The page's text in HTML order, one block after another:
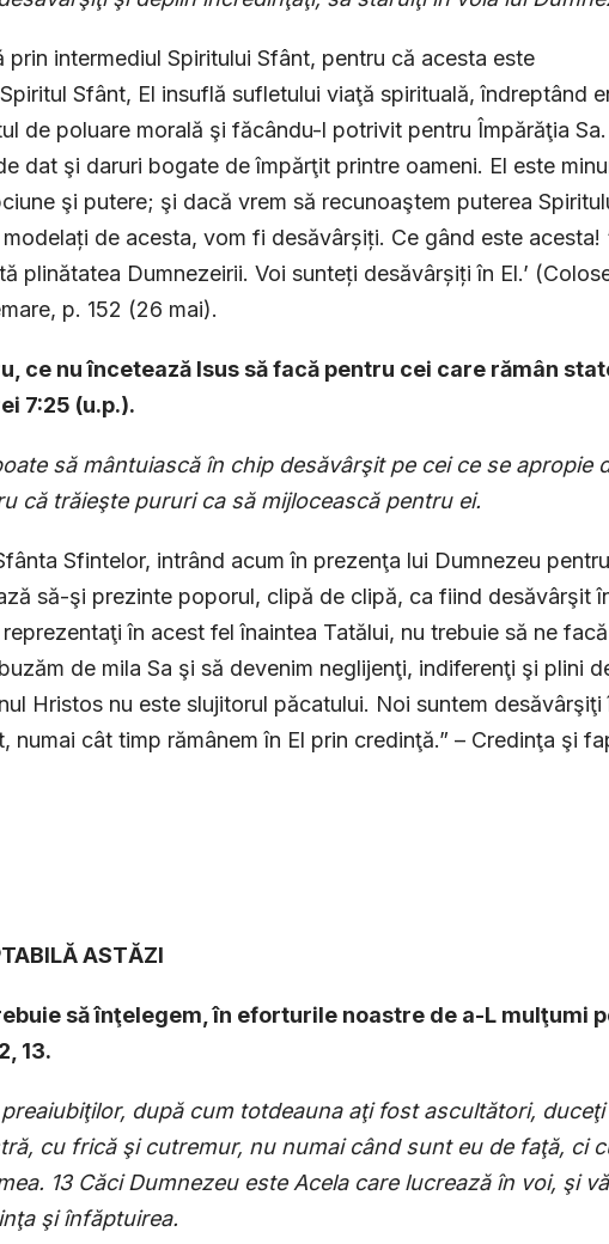
prin intermediul Spiritului Sfânt, pentru că acesta este
Sfânt, El insuflă sufletului viaţă spirituală, îndreptând
de poluare morală şi făcându-l potrivit pentru Împărăţia
dat şi daruri bogate de împărţit printre oameni. El este
şi putere; şi dacă vrem să recunoaştem puterea
de acesta, vom fi desăvârșiți. Ce gând este acesta!
plinătatea Dumnezeirii. Voi sunteți desăvârșiți în El.’
p. 152 (26 mai).
ce nu încetează Isus să facă pentru cei care rămân
7:25 (u.p.).
să mântuiască în chip desăvârşit pe cei ce se apropie
că trăieşte pururi ca să mijlocească pentru ei.
Sfintelor, intrând acum în prezenţa lui Dumnezeu
să-şi prezinte poporul, clipă de clipă, ca fiind desăvârşit
în acest fel înaintea Tatălui, nu trebuie să ne
de mila Sa şi să devenim neglijenţi, indiferenţi şi plini
Hristos nu este slujitorul păcatului. Noi suntem desăvârşiţi
numai cât timp rămânem în El prin credinţă.” – Credinţa şi
ASTĂZI
să înţelegem, în eforturile noastre de a-L mulţumi
13.
după cum totdeauna aţi fost ascultători, duceţi
cu frică şi cutremur, nu numai când sunt eu de faţă, ci
13 Căci Dumnezeu este Acela care lucrează în voi, şi
şi înfăptuirea.